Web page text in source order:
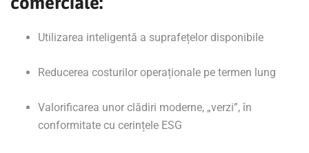
Utilizarea inteligentă a suprafețelor disponibile
Reducerea costurilor operaționale pe termen lung
Valorificarea unor clădiri moderne, „verzi”, în
conformitate cu cerințele ESG